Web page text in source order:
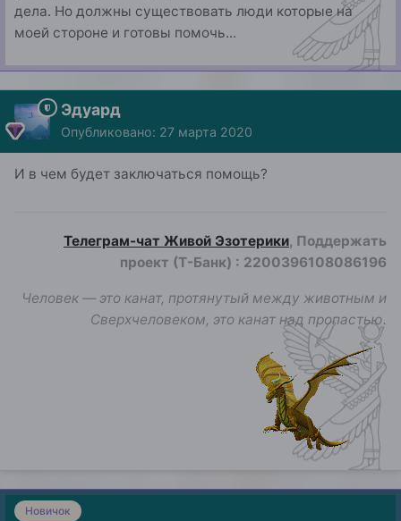
дела. Но должны существовать люди которые на
моей стороне и готовы помочь...
Эдуард
Опубликовано: 27 марта 2020
И в чем будет заключаться помощь?
Телеграм-чат Живой Эзотерики, Поддержать
проект (Т-Банк) : 2200396108086196
Человек — это канат, протянутый между животным и
Сверхчеловеком, это канат над пропастью.
Новичок